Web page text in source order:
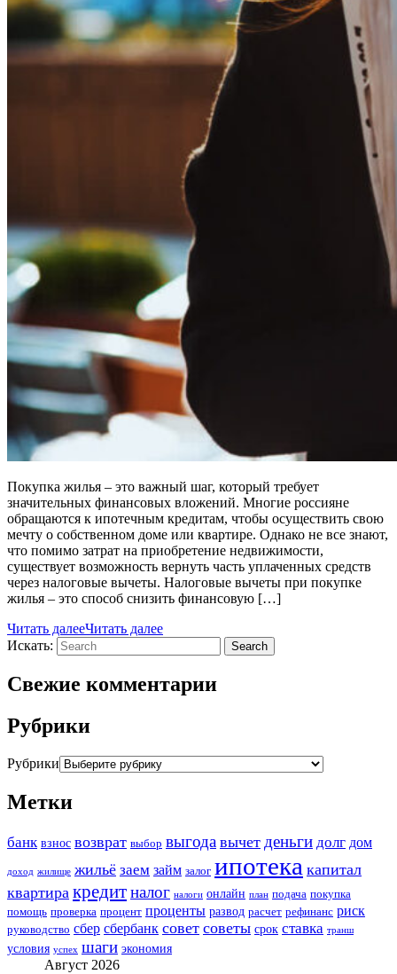
Покупка жилья – это важный шаг, который требует
значительных финансовых вложений. Многие россияне
обращаются к ипотечным кредитам, чтобы осуществить свою
мечту о собственном доме или квартире. Однако не все знают,
что помимо затрат на приобретение недвижимости,
существует возможность вернуть часть уплаченных средств
через налоговые вычеты. Налоговые вычеты при покупке
жилья – это способ снизить финансовую […]
Читать далееЧитать далее
Искать:
Search
Свежие комментарии
Рубрики
Рубрики
Метки
банк взнос возврат выбор выгода вычет деньги долг дом
доход жилище жильё заем займ залог ипотека капитал
квартира кредитналог налоги онлайн план подача покупка
помощь проверка процент проценты развод расчет рефинанс риск
руководство сбер сбербанк совет советы срок ставка транш
условия успех шаги экономия
Август 2026